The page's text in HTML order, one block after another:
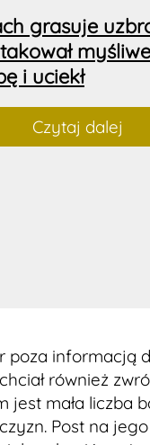
grasuje
i uciekł
Czytaj dalej
poza informacją
również
jest mała liczba
Post na